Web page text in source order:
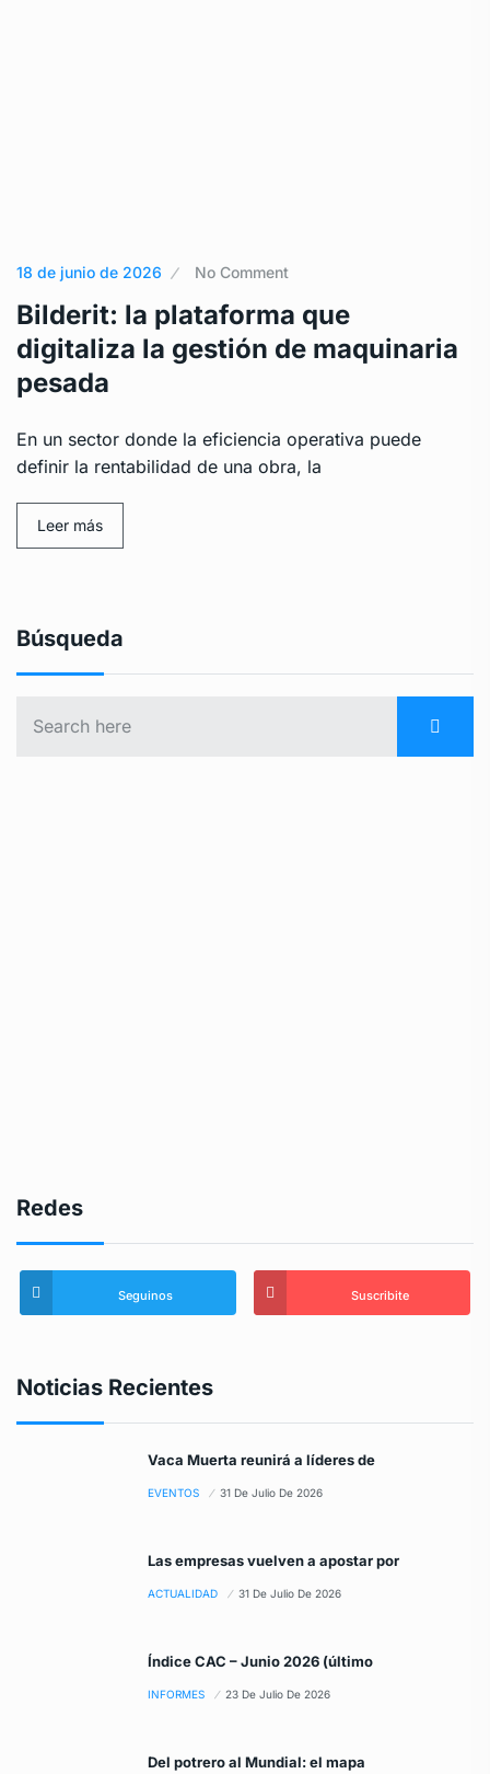
18 de junio de 2026 No Comment
Bilderit: la plataforma que
digitaliza la gestión de maquinaria
pesada
En un sector donde la eficiencia operativa puede
definir la rentabilidad de una obra, la
Leer más
Búsqueda
Redes
Seguinos Suscribite
Noticias Recientes
Vaca Muerta reunirá a líderes de
EVENTOS 31 De Julio De 2026
Las empresas vuelven a apostar por
ACTUALIDAD 31 De Julio De 2026
Índice CAC – Junio 2026 (último
INFORMES 23 De Julio De 2026
Del potrero al Mundial: el mapa